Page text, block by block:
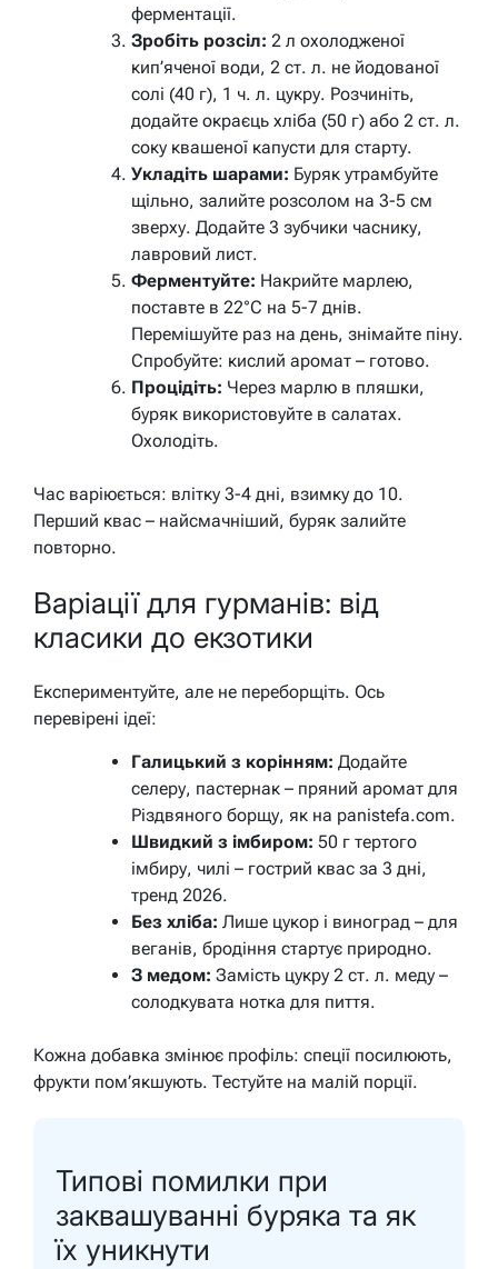
ферментації.
Зробіть розсіл: 2 л охолодженої
кип’яченої води, 2 ст. л. не йодованої
солі (40 г), 1 ч. л. цукру. Розчиніть,
додайте окраєць хліба (50 г) або 2 ст. л.
соку квашеної капусти для старту.
Укладіть шарами: Буряк утрамбуйте
щільно, залийте розсолом на 3-5 см
зверху. Додайте 3 зубчики часнику,
лавровий лист.
Ферментуйте: Накрийте марлею,
поставте в 22°C на 5-7 днів.
Перемішуйте раз на день, знімайте піну.
Спробуйте: кислий аромат – готово.
Процідіть: Через марлю в пляшки,
буряк використовуйте в салатах.
Охолодіть.
Час варіюється: влітку 3-4 дні, взимку до 10.
Перший квас – найсмачніший, буряк залийте
повторно.
Варіації для гурманів: від
класики до екзотики
Експериментуйте, але не переборщіть. Ось
перевірені ідеї:
Галицький з корінням: Додайте
селеру, пастернак – пряний аромат для
Різдвяного борщу, як на panistefa.com.
Швидкий з імбиром: 50 г тертого
імбиру, чилі – гострий квас за 3 дні,
тренд 2026.
Без хліба: Лише цукор і виноград – для
веганів, бродіння стартує природно.
З медом: Замість цукру 2 ст. л. меду –
солодкувата нотка для пиття.
Кожна добавка змінює профіль: спеції посилюють,
фрукти пом’якшують. Тестуйте на малій порції.
Типові помилки при
заквашуванні буряка та як
їх уникнути